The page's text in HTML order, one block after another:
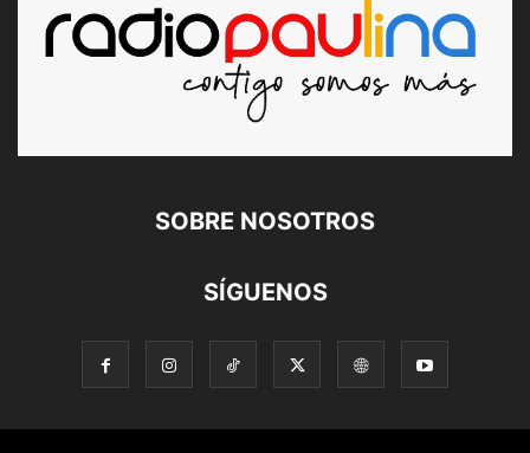
SOBRE NOSOTROS
SÍGUENOS